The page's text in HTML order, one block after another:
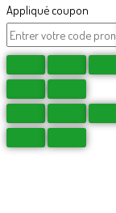
Appliqué coupon